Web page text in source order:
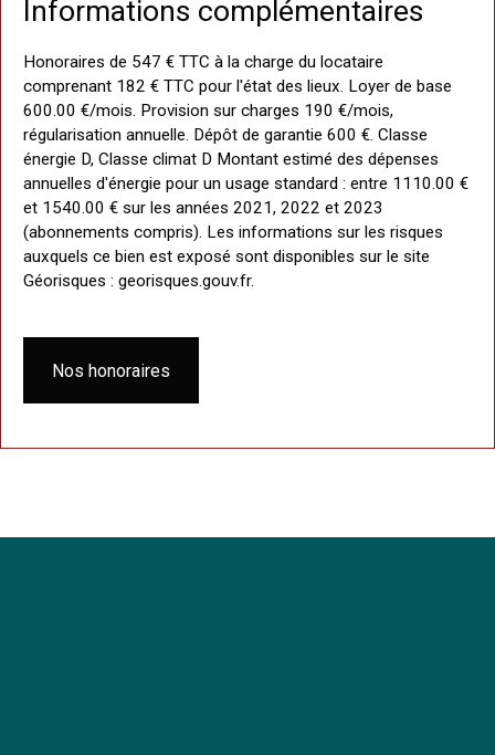
Informations complémentaires
Honoraires de 547 € TTC à la charge du locataire
comprenant 182 € TTC pour l'état des lieux. Loyer de base
600.00 €/mois. Provision sur charges 190 €/mois,
régularisation annuelle. Dépôt de garantie 600 €. Classe
énergie D, Classe climat D Montant estimé des dépenses
annuelles d'énergie pour un usage standard : entre 1110.00 €
et 1540.00 € sur les années 2021, 2022 et 2023
(abonnements compris). Les informations sur les risques
auxquels ce bien est exposé sont disponibles sur le site
Géorisques : georisques.gouv.fr.
Nos honoraires